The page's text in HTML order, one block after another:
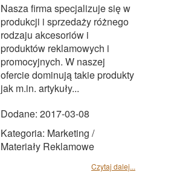
Nasza firma specjalizuje się w
produkcji i sprzedaży różnego
rodzaju akcesoriów i
produktów reklamowych i
promocyjnych. W naszej
ofercie dominują takie produkty
jak m.in. artykuły...
Dodane: 2017-03-08
Kategoria: Marketing /
Materiały Reklamowe
Czytaj dalej...